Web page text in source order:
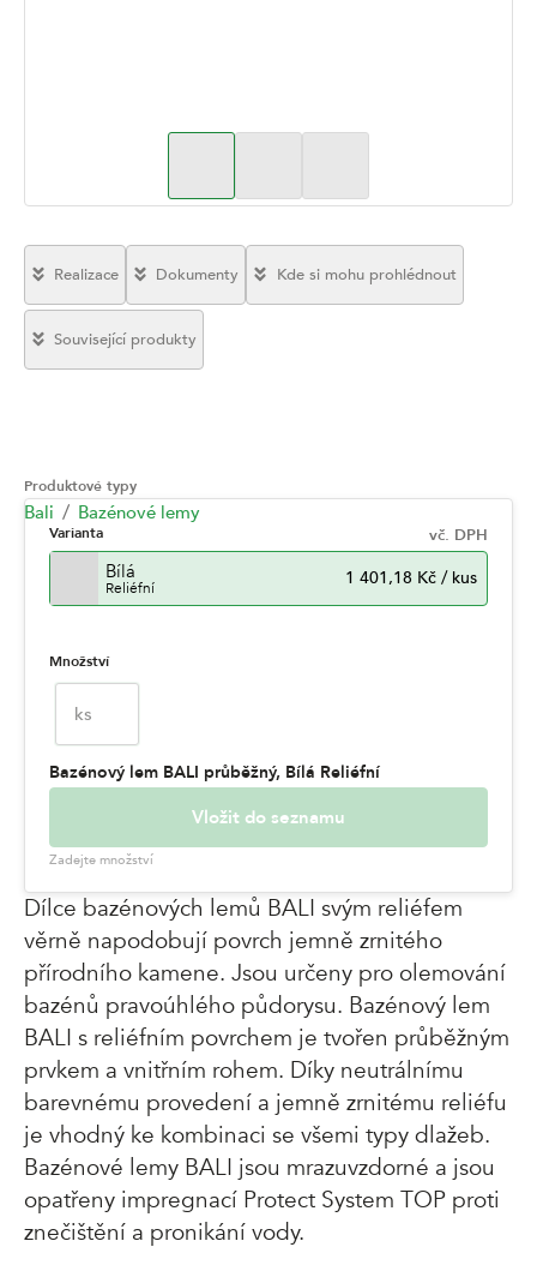
Produktové typy
Bali Bazénové lemy
Varianta vč. DPH
Bílá
Reliéfní 1 401,18 Kč / kus
Množství
ks
Bazénový lem BALI průběžný, Bílá Reliéfní
Vložit do seznamu
Zadejte množství
Dílce bazénových lemů BALI svým reliéfem
věrně napodobují povrch jemně zrnitého
přírodního kamene. Jsou určeny pro olemování
bazénů pravoúhlého půdorysu. Bazénový lem
BALI s reliéfním povrchem je tvořen průběžným
prvkem a vnitřním rohem. Díky neutrálnímu
barevnému provedení a jemně zrnitému reliéfu
je vhodný ke kombinaci se všemi typy dlažeb.
Bazénové lemy BALI jsou mrazuvzdorné a jsou
opatřeny impregnací Protect System TOP proti
znečištění a pronikání vody.
Realizace Dokumenty Kde si mohu prohlédnout
Související produkty